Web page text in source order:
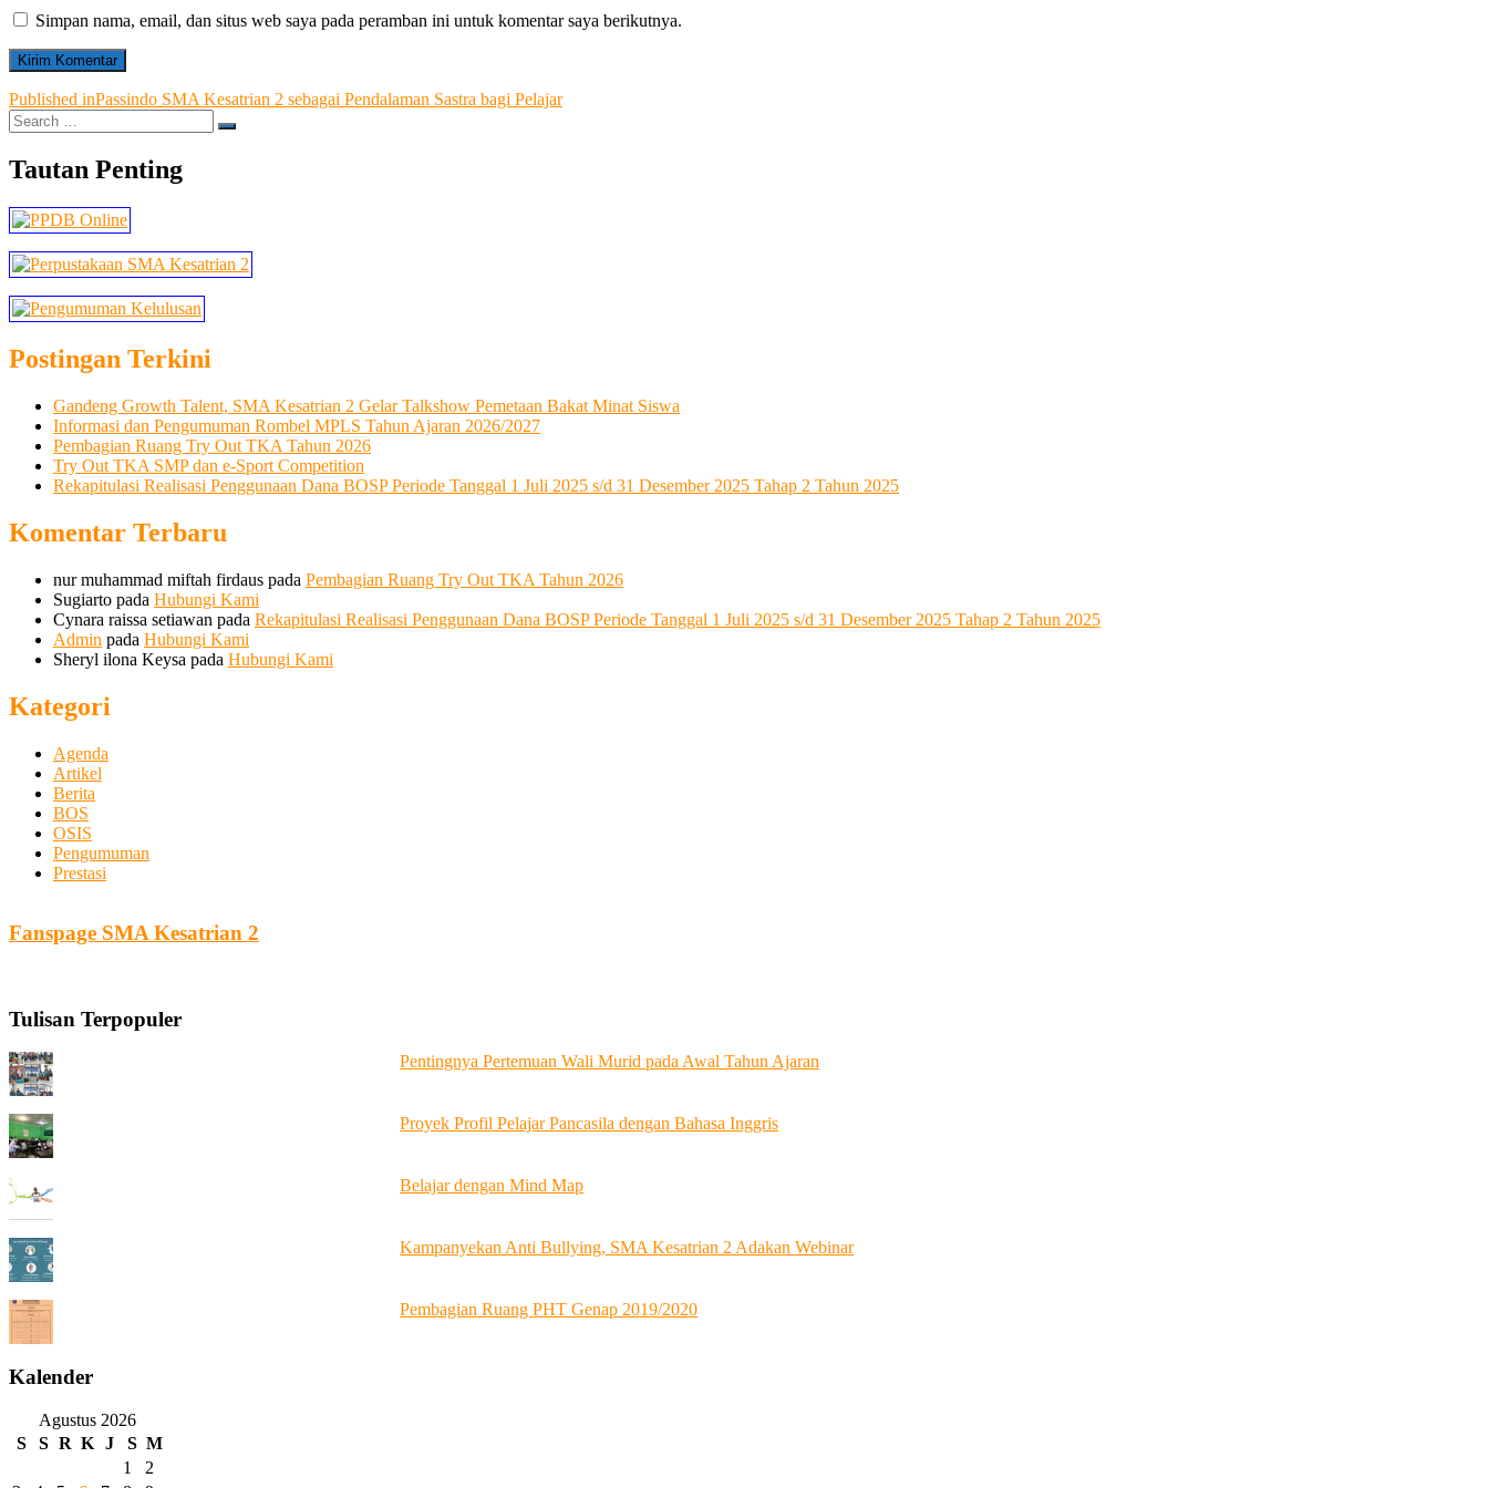
Simpan nama, email, dan situs web saya pada peramban ini untuk komentar saya berikutnya.
Navigasi
pos
Published inPassindo SMA Kesatrian 2 sebagai Pendalaman Sastra bagi Pelajar
Search
…
Tautan Penting
Postingan Terkini
Gandeng Growth Talent, SMA Kesatrian 2 Gelar Talkshow Pemetaan Bakat Minat Siswa
Informasi dan Pengumuman Rombel MPLS Tahun Ajaran 2026/2027
Pembagian Ruang Try Out TKA Tahun 2026
Try Out TKA SMP dan e-Sport Competition
Rekapitulasi Realisasi Penggunaan Dana BOSP Periode Tanggal 1 Juli 2025 s/d 31 Desember 2025 Tahap 2 Tahun 2025
Komentar Terbaru
nur muhammad miftah firdaus pada Pembagian Ruang Try Out TKA Tahun 2026
Sugiarto pada Hubungi Kami
Cynara raissa setiawan pada Rekapitulasi Realisasi Penggunaan Dana BOSP Periode Tanggal 1 Juli 2025 s/d 31 Desember 2025 Tahap 2 Tahun 2025
Admin pada Hubungi Kami
Sheryl ilona Keysa pada Hubungi Kami
Kategori
Agenda
Artikel
Berita
BOS
OSIS
Pengumuman
Prestasi
Fanspage SMA Kesatrian 2
Tulisan Terpopuler
Pentingnya Pertemuan Wali Murid pada Awal Tahun Ajaran
Proyek Profil Pelajar Pancasila dengan Bahasa Inggris
Belajar dengan Mind Map
Kampanyekan Anti Bullying, SMA Kesatrian 2 Adakan Webinar
Pembagian Ruang PHT Genap 2019/2020
Kalender
Agustus 2026
S
S R K J S M
1
2